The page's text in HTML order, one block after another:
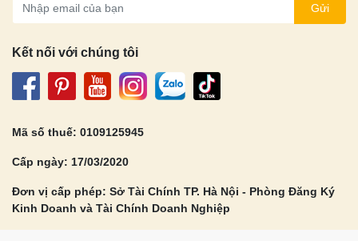
Gửi
Kết nối với chúng tôi
Mã số thuế: 0109125945
Cấp ngày: 17/03/2020
Đơn vị cấp phép: Sở Tài Chính TP. Hà Nội - Phòng Đăng Ký
Kinh Doanh và Tài Chính Doanh Nghiệp
Đăng ký ngay